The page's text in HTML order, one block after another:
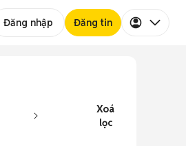
Đăng nhập Đăng tin
Xoá
lọc